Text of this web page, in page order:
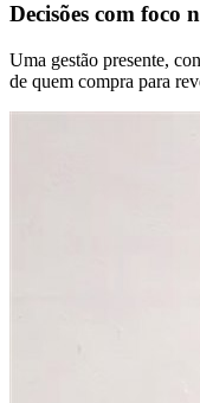
Decisões com foco
Uma gestão presente,
de quem compra para